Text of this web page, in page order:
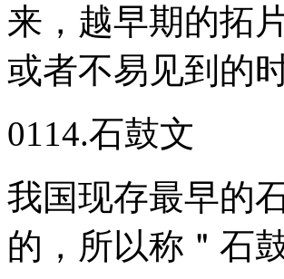
来，越早期的拓
或者不易见到的
0114.石鼓文
我国现存最早的
的，所以称＂石